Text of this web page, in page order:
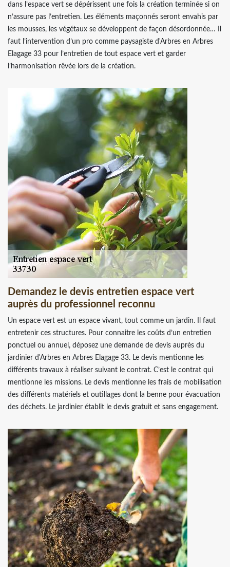
dans l’espace vert se dépérissent une fois la création terminée si on
n’assure pas l’entretien. Les éléments maçonnés seront envahis par
les mousses, les végétaux se développent de façon désordonnée… Il
faut l’intervention d’un pro comme paysagiste d'Arbres en Arbres
Elagage 33 pour l’entretien de tout espace vert et garder
l’harmonisation rêvée lors de la création.
Demandez le devis entretien espace vert
auprès du professionnel reconnu
Un espace vert est un espace vivant, tout comme un jardin. Il faut
entretenir ces structures. Pour connaitre les coûts d’un entretien
ponctuel ou annuel, déposez une demande de devis auprès du
jardinier d'Arbres en Arbres Elagage 33. Le devis mentionne les
différents travaux à réaliser suivant le contrat. C’est le contrat qui
mentionne les missions. Le devis mentionne les frais de mobilisation
des différents matériels et outillages dont la benne pour évacuation
des déchets. Le jardinier établit le devis gratuit et sans engagement.